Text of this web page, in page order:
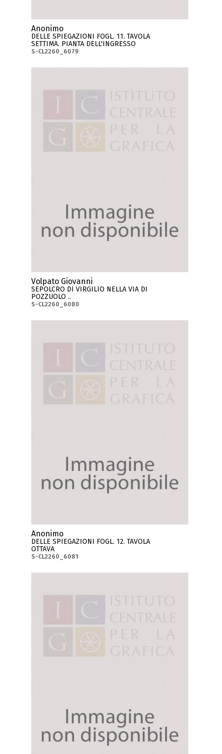
Anonimo
DELLE SPIEGAZIONI FOGL. 11. TAVOLA
SETTIMA. PIANTA DELL'INGRESSO
S-CL2260_6079
Volpato Giovanni
SEPOLCRO DI VIRGILIO NELLA VIA DI
POZZUOLO ..
S-CL2260_6080
Anonimo
DELLE SPIEGAZIONI FOGL. 12. TAVOLA
OTTAVA
S-CL2260_6081